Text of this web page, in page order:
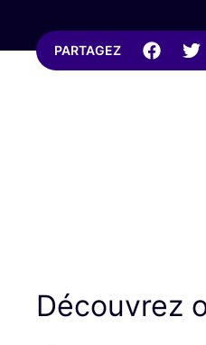
PARTAGEZ
Découvrez